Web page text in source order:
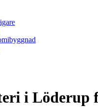
i Löderup